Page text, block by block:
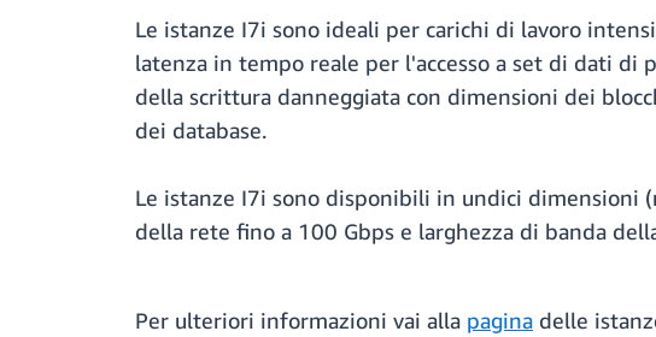
Le istanze I7i sono ideali per carichi di lavoro
latenza in tempo reale per l'accesso a set di dati
della scrittura danneggiata con dimensioni dei
dei database.
Le istanze I7i sono disponibili in undici dimensioni
della rete fino a 100 Gbps e larghezza di banda
Per ulteriori informazioni vai alla pagina delle